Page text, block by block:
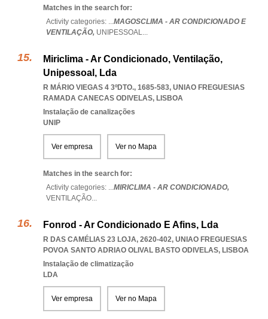
Matches in the search for:
Activity categories: ...MAGOSCLIMA - AR CONDICIONADO E
VENTILAÇÃO, UNIPESSOAL...
Miriclima - Ar Condicionado, Ventilação,
Unipessoal, Lda
R MÁRIO VIEGAS 4 3ºDTO., 1685-583, UNIAO FREGUESIAS
RAMADA CANECAS ODIVELAS, LISBOA
Instalação de canalizações
UNIP
Ver empresa Ver no Mapa
Matches in the search for:
Activity categories: ...MIRICLIMA - AR CONDICIONADO,
VENTILAÇÃO...
Fonrod - Ar Condicionado E Afins, Lda
R DAS CAMÉLIAS 23 LOJA, 2620-402, UNIAO FREGUESIAS
POVOA SANTO ADRIAO OLIVAL BASTO ODIVELAS, LISBOA
Instalação de climatização
LDA
Ver empresa Ver no Mapa